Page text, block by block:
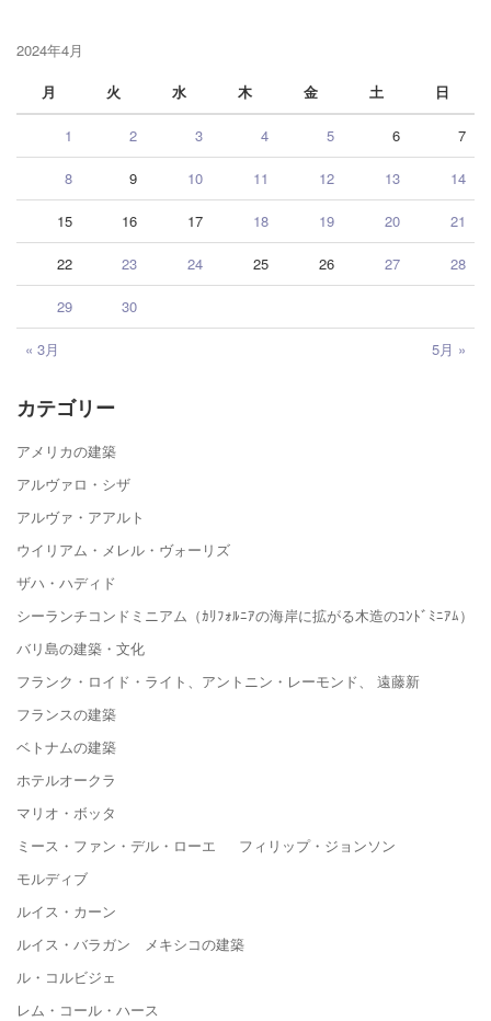
2024年4月
月
火 水 木 金 土 日
« 3月 5月 »
1 2 3 4 5 6 7
8 9 10 11 12 13 14
15 16 17 18 19 20 21
22 23 24 25 26 27 28
29 30
カテゴリー
アメリカの建築
アルヴァロ・シザ
アルヴァ・アアルト
ウイリアム・メレル・ヴォーリズ
ザハ・ハディド
シーランチコンドミニアム（ｶﾘﾌｫﾙﾆｱの海岸に拡がる木造のｺﾝﾄﾞﾐﾆｱﾑ）
バリ島の建築・文化
フランク・ロイド・ライト、アントニン・レーモンド、 遠藤新
フランスの建築
ベトナムの建築
ホテルオークラ
マリオ・ボッタ
ミース・ファン・デル・ローエ フィリップ・ジョンソン
モルディブ
ルイス・カーン
ルイス・バラガン メキシコの建築
ル・コルビジェ
レム・コール・ハース